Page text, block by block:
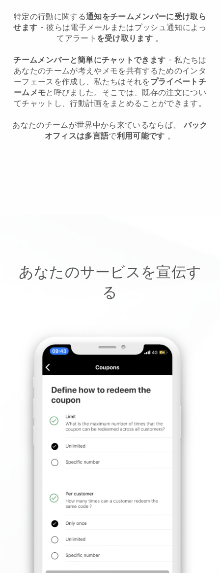
特定の行動に関する通知をチームメンバーに受け取ら
せます - 彼らは電子メールまたはプッシュ通知によっ
てアラート を受け取ります 。
チームメンバーと簡単にチャットできます - 私たちは
あなたのチームが考えやメモを共有するためのインタ
ーフェースを作成し、私たちはそれを プライベートチ
ームメモと呼びました。そこでは、既存の注文につい
てチャットし、行動計画をまとめることができます。
あなたのチームが世界中から来ているならば、 バック
オフィスは多言語で利用可能です 。
あなたのサービスを宣伝す
る